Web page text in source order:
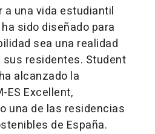
una vida estudiantil
sido diseñado para
sea una realidad
residentes. Student
alcanzado la
ES Excellent,
una de las residencias
de España.